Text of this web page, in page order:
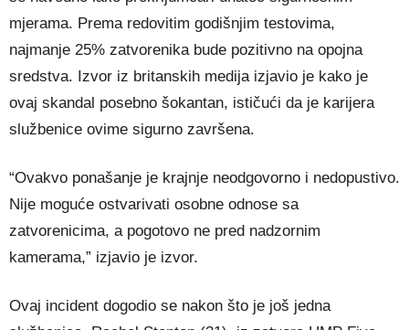
mjerama. Prema redovitim godišnjim testovima,
najmanje 25% zatvorenika bude pozitivno na opojna
sredstva. Izvor iz britanskih medija izjavio je kako je
ovaj skandal posebno šokantan, ističući da je karijera
službenice ovime sigurno završena.
“Ovakvo ponašanje je krajnje neodgovorno i nedopustivo.
Nije moguće ostvarivati osobne odnose sa
zatvorenicima, a pogotovo ne pred nadzornim
kamerama,” izjavio je izvor.
Ovaj incident dogodio se nakon što je još jedna